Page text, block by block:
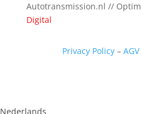
Autotransmission.nl //
Digital
Privacy Policy –
Nederlands